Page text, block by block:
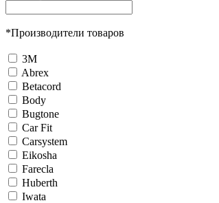
*Производители товаров
3М
Abrex
Betacord
Body
Bugtone
Car Fit
Carsystem
Eikosha
Farecla
Huberth
Iwata